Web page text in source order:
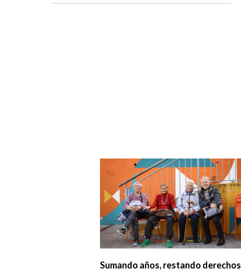
Sumando años, restando derechos